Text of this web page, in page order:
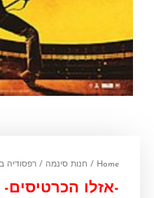
Home
/ חנות סינמה / רפסודיה
-אזלו הכרטיסים-